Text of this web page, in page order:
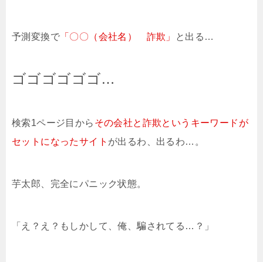
予測変換で 「〇〇（会社名） 詐欺」 と出る…
ゴゴゴゴゴゴ…
検索1ページ目から その会社と詐欺というキーワードが
セットになったサイト が出るわ、出るわ…。
芋太郎、完全にパニック状態。
「え？え？もしかして、俺、騙されてる…？」